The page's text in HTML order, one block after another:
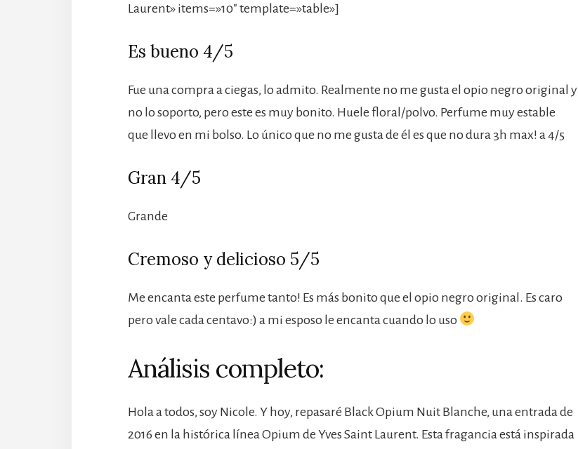
Laurent» items=»10″ template=»table»]
Es bueno 4/5
Fue una compra a ciegas, lo admito. Realmente no me gusta el opio negro original y
no lo soporto, pero este es muy bonito. Huele floral/polvo. Perfume muy estable
que llevo en mi bolso. Lo único que no me gusta de él es que no dura 3h max! a 4/5
Gran 4/5
Grande
Cremoso y delicioso 5/5
Me encanta este perfume tanto! Es más bonito que el opio negro original. Es caro
pero vale cada centavo:) a mi esposo le encanta cuando lo uso
Análisis completo:
Hola a todos, soy Nicole. Y hoy, repasaré Black Opium Nuit Blanche, una entrada de
2016 en la histórica línea Opium de Yves Saint Laurent. Esta fragancia está inspirada